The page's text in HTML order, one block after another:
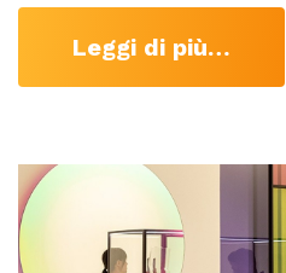
Leggi di più…